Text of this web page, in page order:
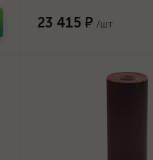
23 415 ₽ /шт